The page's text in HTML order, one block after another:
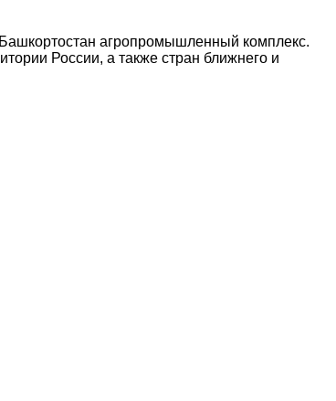
агропромышленный комплекс.
России, а также стран ближнего и